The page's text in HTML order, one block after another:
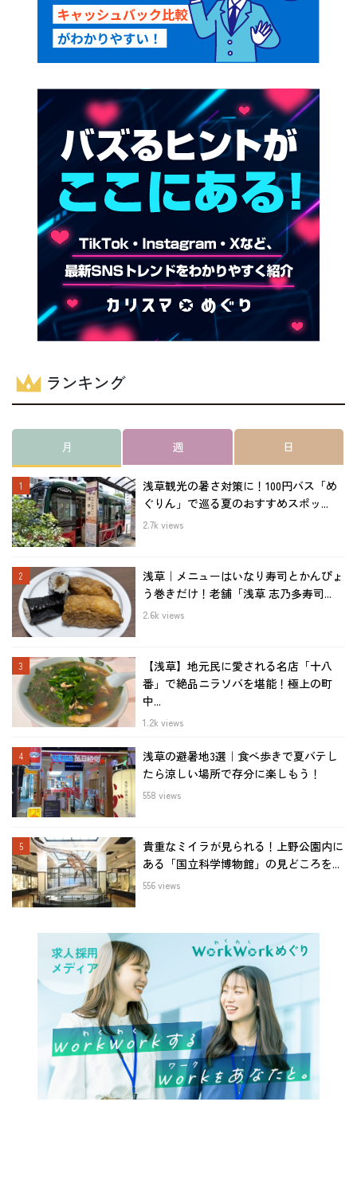
ランキング
月 週 日
浅草観光の暑さ対策に！100円バス「め
ぐりん」で巡る夏のおすすめスポッ...
2.7k views
浅草｜メニューはいなり寿司とかんぴょ
う巻きだけ！老舗「浅草 志乃多寿司...
2.6k views
【浅草】地元民に愛される名店「十八
番」で絶品ニラソバを堪能！極上の町
中...
1.2k views
浅草の避暑地3選｜食べ歩きで夏バテし
たら涼しい場所で存分に楽しもう！
558 views
貴重なミイラが見られる！上野公園内に
ある「国立科学博物館」の見どころを...
556 views